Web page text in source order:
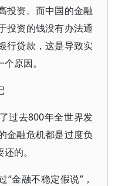
投资。而中国的金融
投资的钱没有办法通
行贷款，这是导致实
原因。
过去800年全世界发
金融危机都是过度负
的。
金融不稳定假说”，